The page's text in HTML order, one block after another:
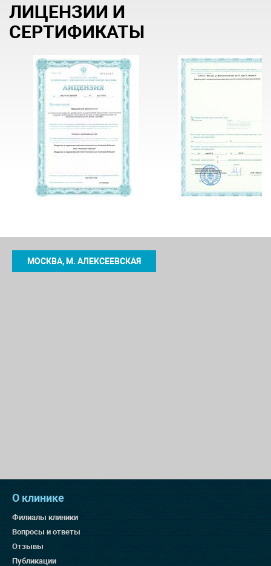
ЛИЦЕНЗИИ И
СЕРТИФИКАТЫ
МОСКВА, М. АЛЕКСЕЕВСКАЯ
О клинике
Филиалы клиники
Вопросы и ответы
Отзывы
Публикации